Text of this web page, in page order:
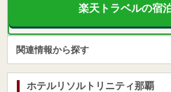
楽天トラベルの宿
関連情報から探す
ホテルリソルトリニティ那覇